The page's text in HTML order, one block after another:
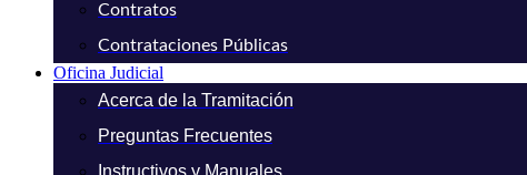
Contratos
Contrataciones Públicas
Oficina Judicial
Acerca de la Tramitación
Preguntas Frecuentes
Instructivos y Manuales